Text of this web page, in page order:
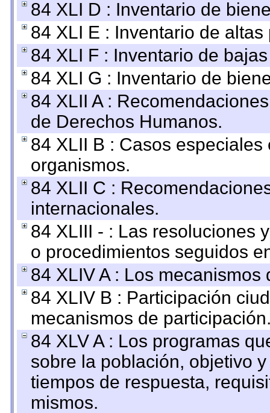
84 XLI D : Inventario de
84 XLI E : Inventario de
84 XLI F : Inventario de
84 XLI G : Inventario de
84 XLII A :
de Derechos Humanos.
84 XLII B : Casos
organismos.
84 XLII C :
internacionales.
84 XLIII - : Las resoluciones
o procedimientos seguidos
84 XLIV A : Los
84 XLIV B : Participación
mecanismos de
84 XLV A : Los programas
sobre la población, objetivo
tiempos de respuesta,
mismos.